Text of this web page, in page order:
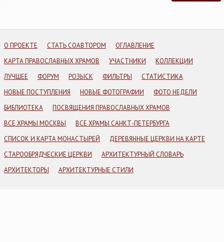
О ПРОЕКТЕ СТАТЬ СОАВТОРОМ
ОГЛАВЛЕНИЕ
КАРТА ПРАВОСЛАВНЫХ ХРАМОВ
УЧАСТНИКИ
КОЛЛЕКЦИИ
ЛУЧШЕЕ
ФОРУМ РОЗЫСК ФИЛЬТРЫ
СТАТИСТИКА
НОВЫЕ ПОСТУПЛЕНИЯ
НОВЫЕ ФОТОГРАФИИ
ФОТО НЕДЕЛИ
БИБЛИОТЕКА
ПОСВЯЩЕНИЯ ПРАВОСЛАВНЫХ ХРАМОВ
ВСЕ ХРАМЫ МОСКВЫ
ВСЕ ХРАМЫ САНКТ-ПЕТЕРБУРГА
СПИСОК И КАРТА МОНАСТЫРЕЙ
ДЕРЕВЯННЫЕ ЦЕРКВИ НА КАРТЕ
СТАРООБРЯДЧЕСКИЕ ЦЕРКВИ
АРХИТЕКТУРНЫЙ СЛОВАРЬ
АРХИТЕКТОРЫ
АРХИТЕКТУРНЫЕ СТИЛИ